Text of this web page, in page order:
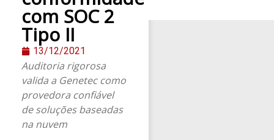
com SOC 2
Tipo II
13/12/2021
Auditoria rigorosa
valida a Genetec como
provedora confiável
de soluções baseadas
na nuvem